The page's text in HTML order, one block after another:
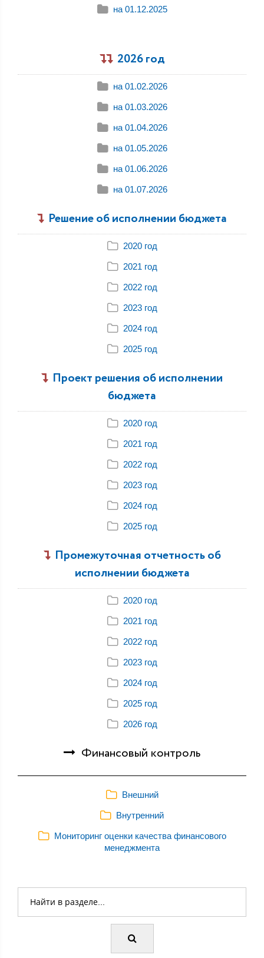
на 01.12.2025
2026 год
на 01.02.2026
на 01.03.2026
на 01.04.2026
на 01.05.2026
на 01.06.2026
на 01.07.2026
Решение об исполнении бюджета
2020 год
2021 год
2022 год
2023 год
2024 год
2025 год
Проект решения об исполнении
бюджета
2020 год
2021 год
2022 год
2023 год
2024 год
2025 год
Промежуточная отчетность об
исполнении бюджета
2020 год
2021 год
2022 год
2023 год
2024 год
2025 год
2026 год
Финансовый контроль
Внешний
Внутренний
Мониторинг оценки качества финансового
менеджмента